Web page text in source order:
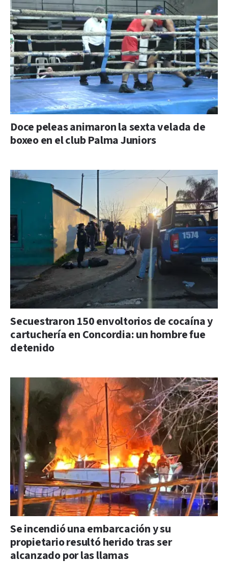
Doce peleas animaron la sexta velada de
boxeo en el club Palma Juniors
Secuestraron 150 envoltorios de cocaína y
cartuchería en Concordia: un hombre fue
detenido
Se incendió una embarcación y su
propietario resultó herido tras ser
alcanzado por las llamas